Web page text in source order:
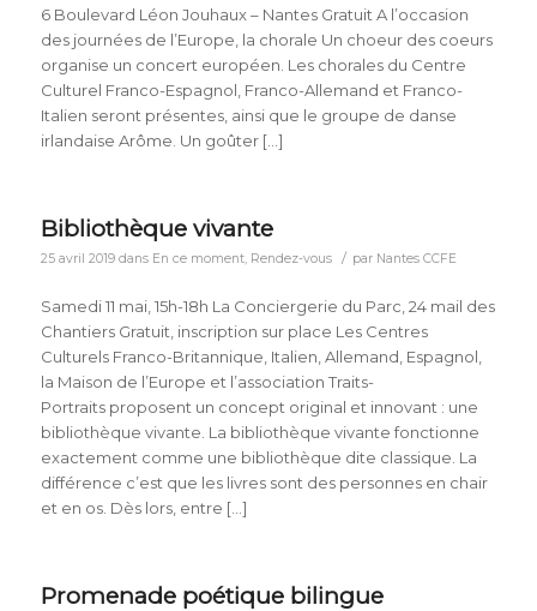
6 Boulevard Léon Jouhaux – Nantes Gratuit A l’occasion
des journées de l’Europe, la chorale Un choeur des coeurs
organise un concert européen. Les chorales du Centre
Culturel Franco-Espagnol, Franco-Allemand et Franco-
Italien seront présentes, ainsi que le groupe de danse
irlandaise Arôme. Un goûter […]
Bibliothèque vivante
25 avril 2019 dans En ce moment, Rendez-vous / par Nantes CCFE
Samedi 11 mai, 15h-18h La Conciergerie du Parc, 24 mail des
Chantiers Gratuit, inscription sur place Les Centres
Culturels Franco-Britannique, Italien, Allemand, Espagnol,
la Maison de l’Europe et l’association Traits-
Portraits proposent un concept original et innovant : une
bibliothèque vivante. La bibliothèque vivante fonctionne
exactement comme une bibliothèque dite classique. La
différence c’est que les livres sont des personnes en chair
et en os. Dès lors, entre […]
Promenade poétique bilingue